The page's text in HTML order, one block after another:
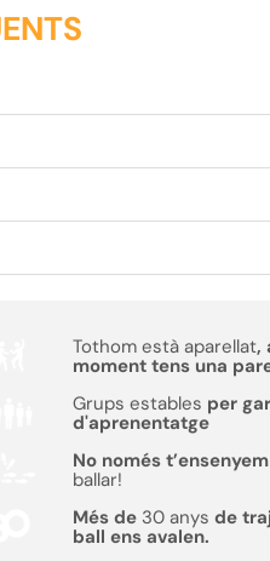
Tothom està aparellat,
moment tens una
Grups estables per
d'aprenentatge
No només
ballar!
Més de 30 anys de
ball ens avalen.